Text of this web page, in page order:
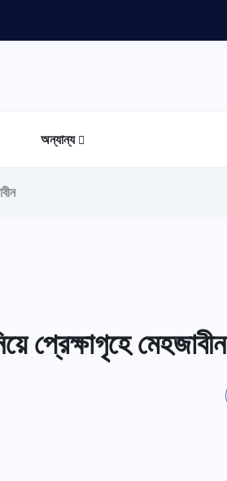
অন্যান্য
প্রেক্ষাগৃহে মেহজাবীন